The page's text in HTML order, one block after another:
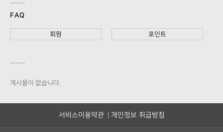
FAQ
회원 포인트
게시물이 없습니다.
서비스이용약관 개인정보 취급방침